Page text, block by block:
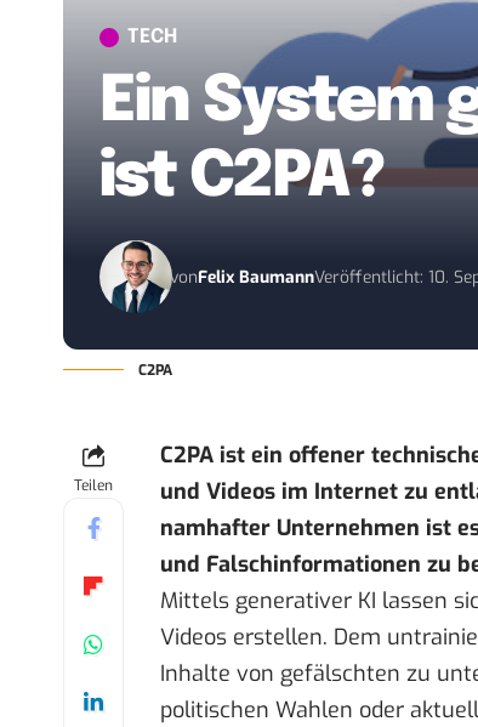
TECH
Ein System
ist C2PA?
vonFelix BaumannVeröffentlicht: 10.
C2PA
Teilen
C2PA ist ein offener
und Videos im Internet zu
namhafter Unternehmen ist
und Falschinformationen zu
Mittels generativer KI lassen
Videos erstellen. Dem
Inhalte von gefälschten zu
politischen Wahlen oder